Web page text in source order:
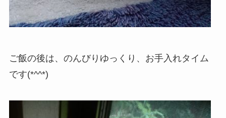
ご飯の後は、のんびりゆっくり、お手入れタイム
です(*^^*)